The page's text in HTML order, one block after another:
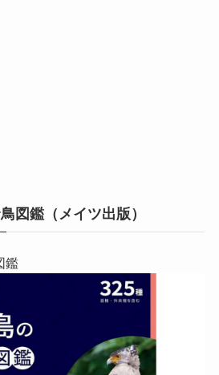
図鑑（メイツ出版）
鑑